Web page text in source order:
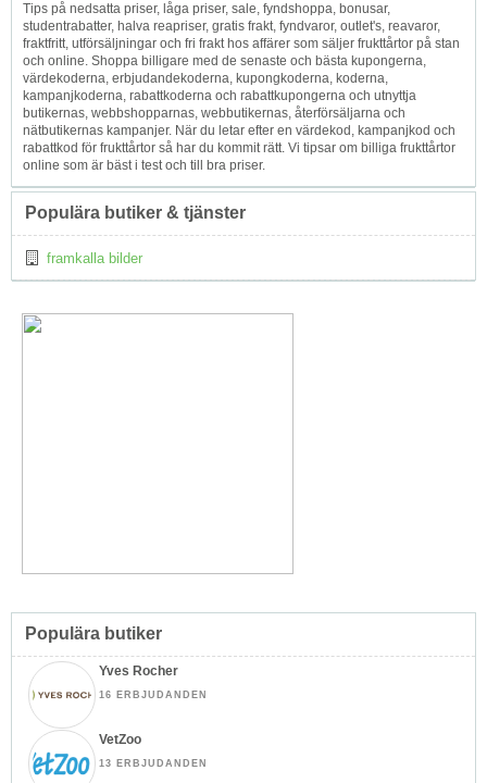
Tips på nedsatta priser, låga priser, sale, fyndshoppa, bonusar,
studentrabatter, halva reapriser, gratis frakt, fyndvaror, outlet's, reavaror,
fraktfritt, utförsäljningar och fri frakt hos affärer som säljer frukttårtor på stan
och online. Shoppa billigare med de senaste och bästa kupongerna,
värdekoderna, erbjudandekoderna, kupongkoderna, koderna,
kampanjkoderna, rabattkoderna och rabattkupongerna och utnyttja
butikernas, webbshopparnas, webbutikernas, återförsäljarna och
nätbutikernas kampanjer. När du letar efter en värdekod, kampanjkod och
rabattkod för frukttårtor så har du kommit rätt. Vi tipsar om billiga frukttårtor
online som är bäst i test och till bra priser.
Populära butiker & tjänster
framkalla bilder
Populära butiker
Yves Rocher
16 ERBJUDANDEN
VetZoo
13 ERBJUDANDEN